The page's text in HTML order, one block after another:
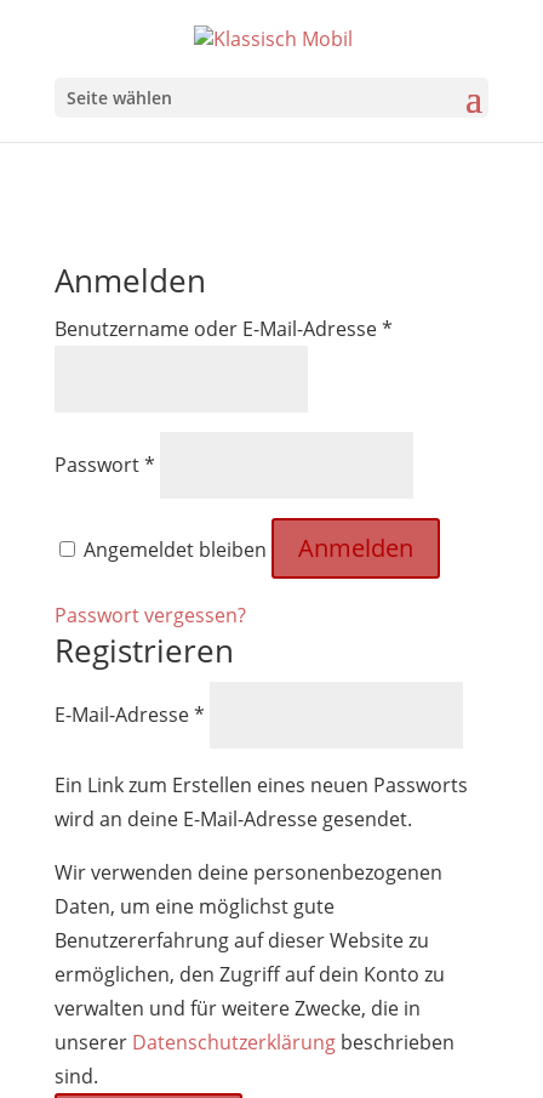
Seite wählen
Anmelden
Benutzername oder E-Mail-Adresse*Erforderlich
Passwort*
Angemeldet bleiben Anmelden
Passwort vergessen?
Registrieren
E-Mail-Adresse*
Ein Link zum Erstellen eines neuen Passworts
wird an deine E-Mail-Adresse gesendet.
Wir verwenden deine personenbezogenen
Daten, um eine möglichst gute
Benutzererfahrung auf dieser Website zu
ermöglichen, den Zugriff auf dein Konto zu
verwalten und für weitere Zwecke, die in
unserer Datenschutzerklärungbeschrieben
sind.